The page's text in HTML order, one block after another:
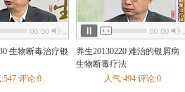
痴呆 肌病 脑血栓 脑血管病
面
肌无力综合症 老年痴呆(阿尔茨海默病)
中
肠胃炎 腹泻 腹痛 便秘
十二指肠溃
肠易激综合征 脂肪肝
炎 肝性脑病 病毒性肝炎
酒精性脂肪肝
生物断毒治疗银
评论:0
养生20130220 难治的银屑病
生物断毒疗法
人气:494 评论:0